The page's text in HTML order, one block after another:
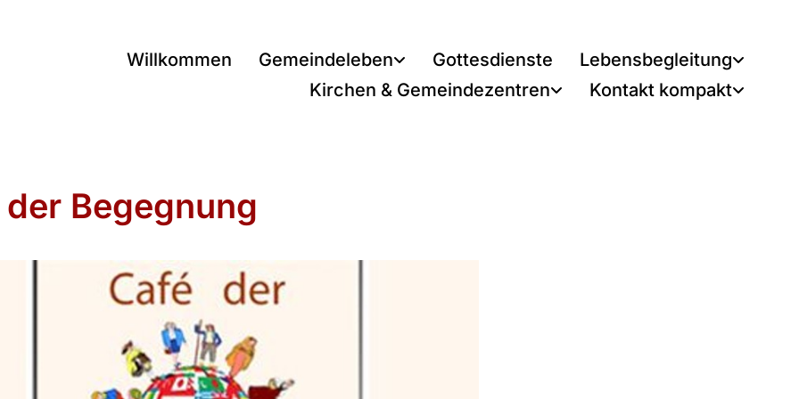
Willkommen Gemeindeleben Gottesdienste
Lebensbegleitung
Kirchen & Gemeindezentren
Kontakt kompakt
Begegnung